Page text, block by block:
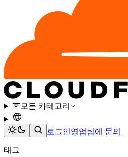
모든 카테고리
로그인영업팀에 문의
태그